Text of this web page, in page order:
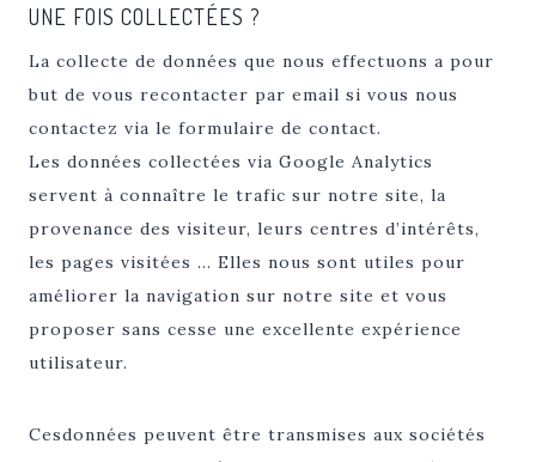
UNE FOIS COLLECTÉES ?
La collecte de données que nous effectuons a pour
but de vous recontacter par email si vous nous
contactez via le formulaire de contact.
Les données collectées via Google Analytics
servent à connaître le trafic sur notre site, la
provenance des visiteur, leurs centres d’intérêts,
les pages visitées … Elles nous sont utiles pour
améliorer la navigation sur notre site et vous
proposer sans cesse une excellente expérience
utilisateur.
Cesdonnées peuvent être transmises aux sociétés